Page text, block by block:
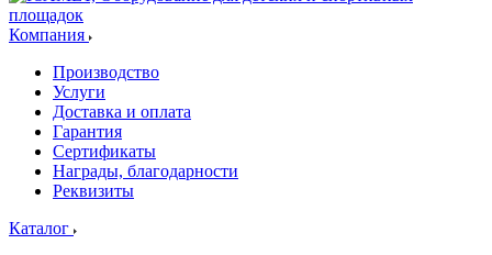
Компания
Производство
Услуги
Доставка и оплата
Гарантия
Сертификаты
Награды, благодарности
Реквизиты
Каталог